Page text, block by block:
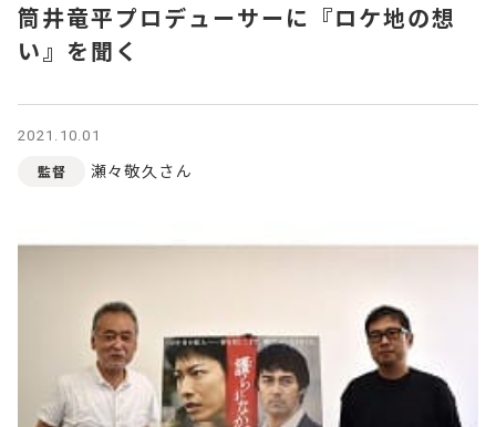
筒井竜平プロデューサーに『ロケ地の想
い』を聞く
2021.10.01
監督 瀬々敬久さん